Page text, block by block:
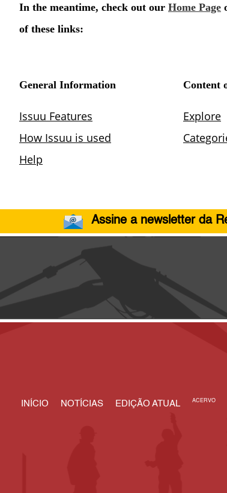
Assine a newsletter da
INÍCIO NOTÍCIAS EDIÇÃO ATUAL ACERVO